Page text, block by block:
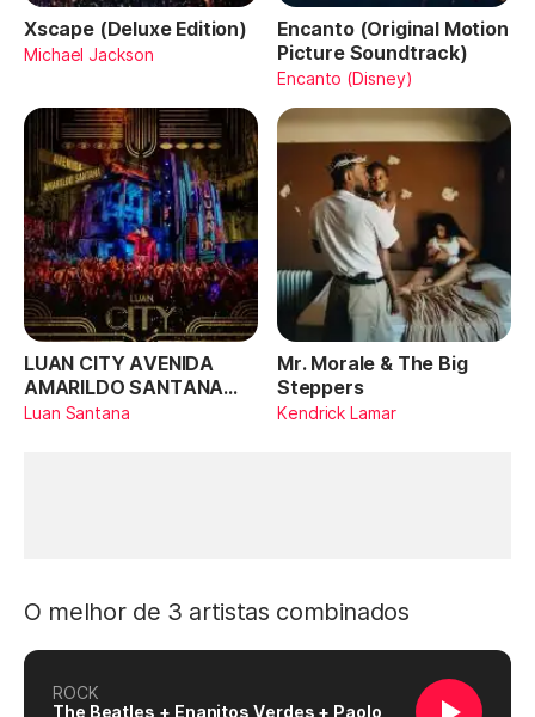
Xscape (Deluxe Edition)
Michael Jackson
Encanto (Original Motion
Picture Soundtrack)
Encanto (Disney)
LUAN CITY AVENIDA
AMARILDO SANTANA
(Ao Vivo)
Luan Santana
Mr. Morale & The Big
Steppers
Kendrick Lamar
O melhor de 3 artistas combinados
ROCK
The Beatles + Enanitos Verdes + Paolo